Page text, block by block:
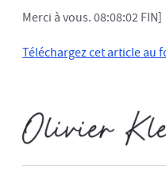
Merci à vous. 08:08:02 FIN]
Téléchargez cet article au